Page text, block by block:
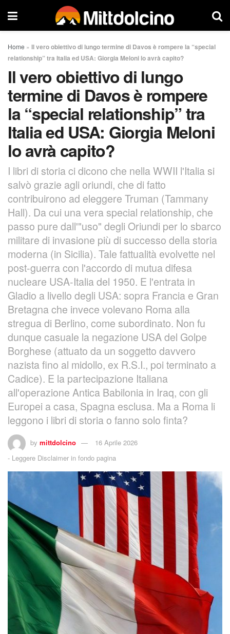
Home » Il vero obiettivo di lungo termine di Davos è rompere la “special
relationship” tra Italia ed USA: Giorgia Meloni lo avrà capito?
Il vero obiettivo di lungo
termine di Davos è rompere
la “special relationship” tra
Italia ed USA: Giorgia Meloni
lo avrà capito?
I libri di storia ci dicono che nella WWII l'Italia si
salvò grazie agli oriundi, che di fatto
contribuirono ad eleggere Truman (Tammany
Hall). Da cui una vera special relationship, che
passo pure dall'"uso" degli Oriundi per lo sbarco
militare di invasione più di successo della storia
moderna (in Sicilia). Tale fattualità evolvette nel
post-guerra con l'accordo di mutua difesa
nucleare USA-Italia del 1950. E l'entrata in
Gladio a livello degli USA: sopra Francia e Gran
Bretagna che invece volevano Roma alla
stregua di Berlino, come subordinato. Non fu
dunque casuale la negazione USA del Golpe
Borghese (attuato da un soggetto davvero
nazista fino al midollo, ex R.S.I., poi terminato a
Cadice). E la partecipazione Italiana
all'operazione Antica Babilonia in Iraq, con gli
Europei a casa, Spagna esclusa. Ma a Roma li
leggono i libri di storia o fanno solo finta?
by mittdolcino
16 Aprile 2026
- Leggere Disclaimer in fondo pagina